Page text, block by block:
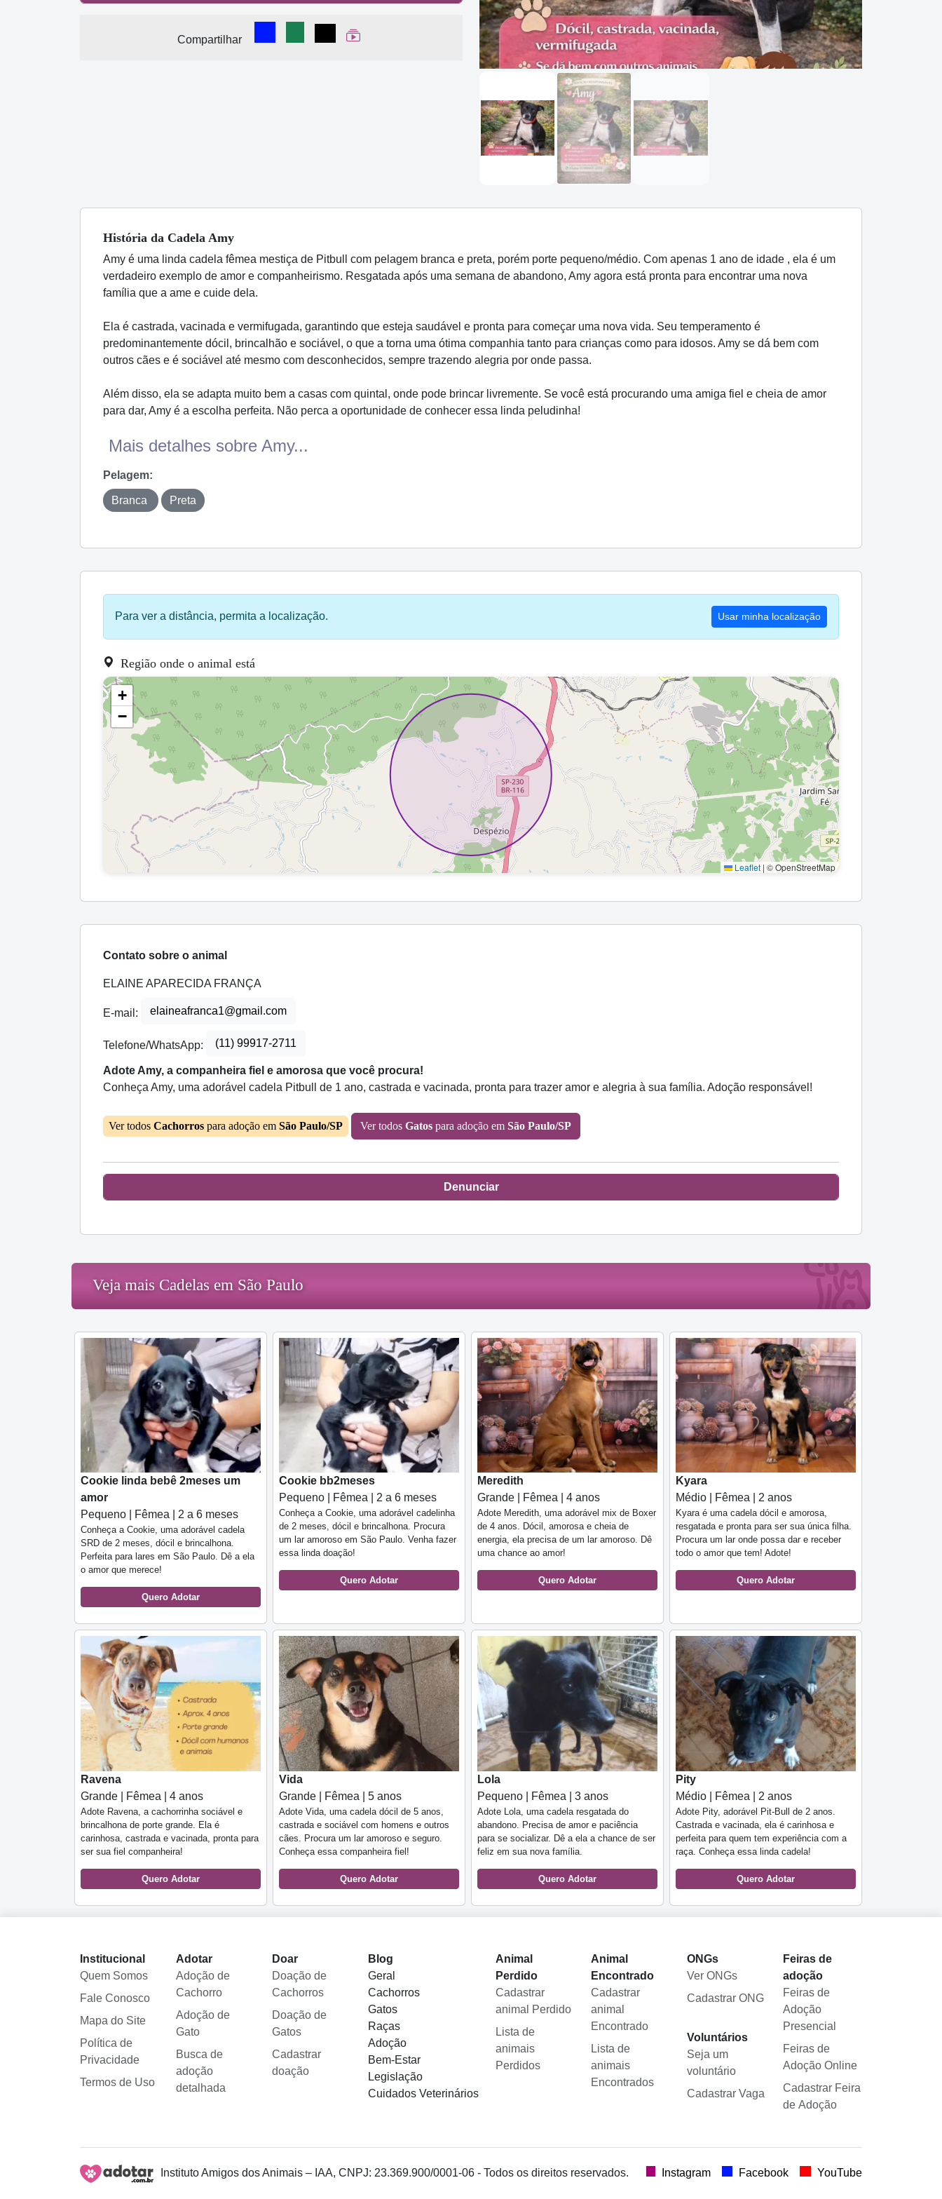
Compartilhar
Compartilhar no Facebook
Compartilhar no WhatsApp
Compartilhar
Ver Web Story
História da Cadela Amy
Amy é uma linda cadela fêmea mestiça de Pitbull com pelagem branca e preta, porém porte pequeno/médio. Com apenas 1 ano de idade , ela é um
verdadeiro exemplo de amor e companheirismo. Resgatada após uma semana de abandono, Amy agora está pronta para encontrar uma nova
família que a ame e cuide dela.
Ela é castrada, vacinada e vermifugada, garantindo que esteja saudável e pronta para começar uma nova vida. Seu temperamento é
predominantemente dócil, brincalhão e sociável, o que a torna uma ótima companhia tanto para crianças como para idosos. Amy se dá bem com
outros cães e é sociável até mesmo com desconhecidos, sempre trazendo alegria por onde passa.
Além disso, ela se adapta muito bem a casas com quintal, onde pode brincar livremente. Se você está procurando uma amiga fiel e cheia de amor
para dar, Amy é a escolha perfeita. Não perca a oportunidade de conhecer essa linda peludinha!
Mais detalhes sobre Amy...
Pelagem:
Branca Preta
Para ver a distância, permita a localização. Usar minha localização
Região onde o animal está
+
−
Leaflet | © OpenStreetMap
Contato sobre o animal
ELAINE APARECIDA FRANÇA
E-mail: elaineafranca1@gmail.com
Telefone/WhatsApp: (11) 99917-2711
Adote Amy, a companheira fiel e amorosa que você procura!
Conheça Amy, uma adorável cadela Pitbull de 1 ano, castrada e vacinada, pronta para trazer amor e alegria à sua família. Adoção responsável!
Ver todos Cachorros para adoção em São Paulo/SP Ver todos Gatos para adoção em São Paulo/SP
Denunciar
Veja mais Cadelas em São Paulo
Cookie linda bebê 2meses um
amor
Pequeno | Fêmea | 2 a 6 meses
Conheça a Cookie, uma adorável cadela
SRD de 2 meses, dócil e brincalhona.
Perfeita para lares em São Paulo. Dê a ela
o amor que merece!
Quero Adotar
Cookie bb2meses
Pequeno | Fêmea | 2 a 6 meses
Conheça a Cookie, uma adorável cadelinha
de 2 meses, dócil e brincalhona. Procura
um lar amoroso em São Paulo. Venha fazer
essa linda doação!
Quero Adotar
Meredith
Grande | Fêmea | 4 anos
Adote Meredith, uma adorável mix de Boxer
de 4 anos. Dócil, amorosa e cheia de
energia, ela precisa de um lar amoroso. Dê
uma chance ao amor!
Quero Adotar
Kyara
Médio | Fêmea | 2 anos
Kyara é uma cadela dócil e amorosa,
resgatada e pronta para ser sua única filha.
Procura um lar onde possa dar e receber
todo o amor que tem! Adote!
Quero Adotar
Ravena
Grande | Fêmea | 4 anos
Adote Ravena, a cachorrinha sociável e
brincalhona de porte grande. Ela é
carinhosa, castrada e vacinada, pronta para
ser sua fiel companheira!
Quero Adotar
Vida
Grande | Fêmea | 5 anos
Adote Vida, uma cadela dócil de 5 anos,
castrada e sociável com homens e outros
cães. Procura um lar amoroso e seguro.
Conheça essa companheira fiel!
Quero Adotar
Lola
Pequeno | Fêmea | 3 anos
Adote Lola, uma cadela resgatada do
abandono. Precisa de amor e paciência
para se socializar. Dê a ela a chance de ser
feliz em sua nova família.
Quero Adotar
Pity
Médio | Fêmea | 2 anos
Adote Pity, adorável Pit-Bull de 2 anos.
Castrada e vacinada, ela é carinhosa e
perfeita para quem tem experiência com a
raça. Conheça essa linda cadela!
Quero Adotar
Institucional
Quem Somos
Fale Conosco
Mapa do Site
Política de
Privacidade
Termos de Uso
Adotar
Adoção de
Cachorro
Adoção de
Gato
Busca de
adoção
detalhada
Doar
Doação de
Cachorros
Doação de
Gatos
Cadastrar
doação
Blog
Geral
Cachorros
Gatos
Raças
Adoção
Bem-Estar
Legislação
Cuidados Veterinários
Animal
Perdido
Cadastrar
animal Perdido
Lista de
animais
Perdidos
Animal
Encontrado
Cadastrar
animal
Encontrado
Lista de
animais
Encontrados
ONGs
Ver ONGs
Cadastrar ONG
Voluntários
Seja um
voluntário
Cadastrar Vaga
Feiras de
adoção
Feiras de
Adoção
Presencial
Feiras de
Adoção Online
Cadastrar Feira
de Adoção
Instituto Amigos dos Animais – IAA, CNPJ: 23.369.900/0001-06 - Todos os direitos reservados. Instagram Facebook YouTube